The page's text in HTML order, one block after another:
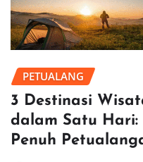
PETUALANG
3 Destinasi
dalam Satu Hari:
Penuh